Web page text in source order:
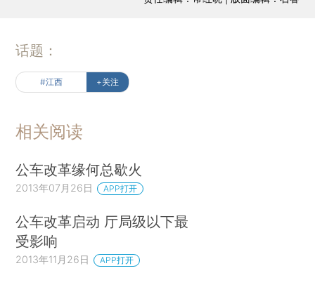
话题：
#江西 +关注
相关阅读
公车改革缘何总歇火
2013年07月26日 APP打开
公车改革启动 厅局级以下最
受影响
2013年11月26日 APP打开